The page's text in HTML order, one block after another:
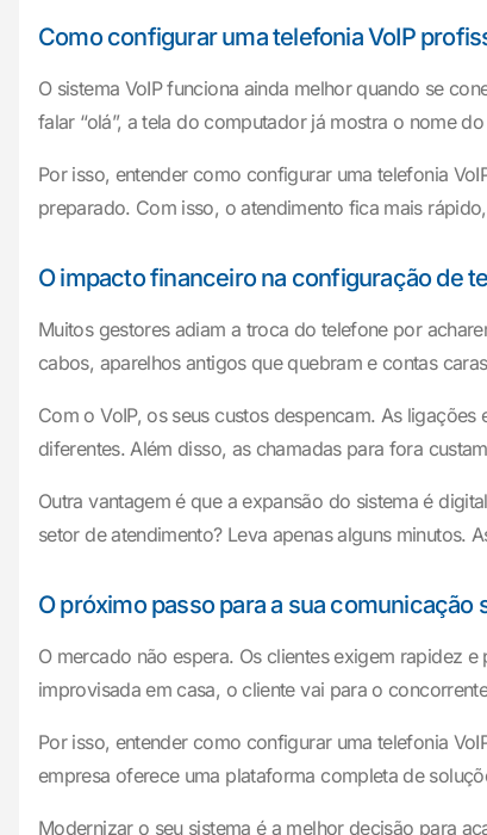
Como configurar uma telefonia VoIP
O sistema VoIP funciona ainda melhor quando se
falar “olá”, a tela do computador já mostra o nome
Por isso, entender como configurar uma telefonia
preparado. Com isso, o atendimento fica mais
O impacto financeiro na configuração de
Muitos gestores adiam a troca do telefone por
cabos, aparelhos antigos que quebram e contas
Com o VoIP, os seus custos despencam. As
diferentes. Além disso, as chamadas para fora
Outra vantagem é que a expansão do sistema é
setor de atendimento? Leva apenas alguns minutos.
O próximo passo para a sua comunicação
O mercado não espera. Os clientes exigem rapidez
improvisada em casa, o cliente vai para o
Por isso, entender como configurar uma telefonia
empresa oferece uma plataforma completa de
Modernizar o seu sistema é a melhor decisão para